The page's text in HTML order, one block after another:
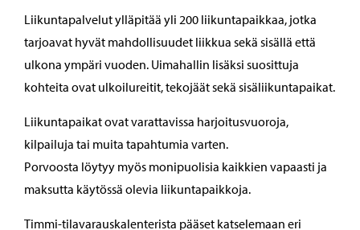
Liikuntapalvelut ylläpitää yli 200 liikuntapaikkaa, jotka
tarjoavat hyvät mahdollisuudet liikkua sekä sisällä että
ulkona ympäri vuoden. Uimahallin lisäksi suosittuja
kohteita ovat ulkoilureitit, tekojäät sekä sisäliikuntapaikat.
Liikuntapaikat ovat varattavissa harjoitusvuoroja,
kilpailuja tai muita tapahtumia varten.
Porvoosta löytyy myös monipuolisia kaikkien vapaasti ja
maksutta käytössä olevia liikuntapaikkoja.
Timmi-tilavarauskalenterista pääset katselemaan eri